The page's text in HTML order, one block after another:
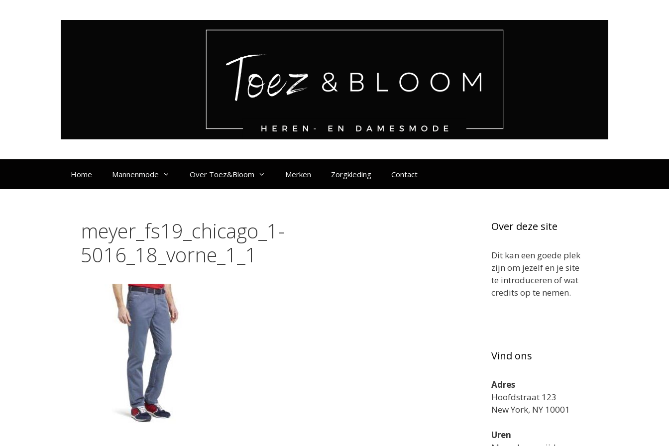
Home Mannenmode Over Toez&Bloom Merken Zorgkleding Contact
meyer_fs19_chicago_1-
5016_18_vorne_1_1
Over deze site
Dit kan een goede plek
zijn om jezelf en je site
te introduceren of wat
credits op te nemen.
Vind ons
Adres
Hoofdstraat 123
New York, NY 10001
Uren